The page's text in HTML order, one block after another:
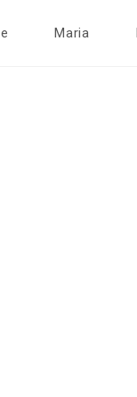
Maria